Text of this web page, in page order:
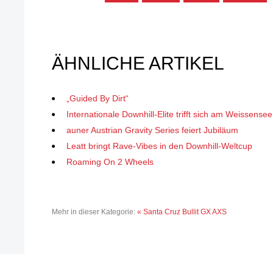
ÄHNLICHE ARTIKEL
„Guided By Dirt“
Internationale Downhill-Elite trifft sich am Weissensee
auner Austrian Gravity Series feiert Jubiläum
Leatt bringt Rave-Vibes in den Downhill-Weltcup
Roaming On 2 Wheels
Mehr in dieser Kategorie: « Santa Cruz Bullit GX AXS